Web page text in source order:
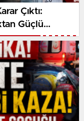
Çıktı:
Güçlü